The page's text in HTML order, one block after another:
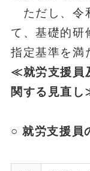
ただし、令
て、基礎的研
指定基準を満
≪就労支援員
関する見直
○ 就労支援員